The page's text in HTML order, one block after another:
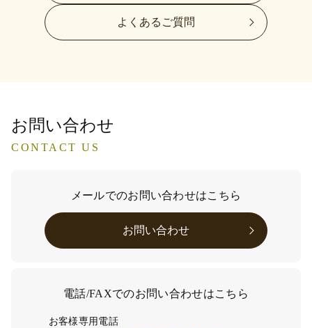
よくあるご質問
お問い合わせ
CONTACT US
メールでのお問い合わせはこちら
お問い合わせ
電話/FAXでのお問い合わせはこちら
お客様専用電話